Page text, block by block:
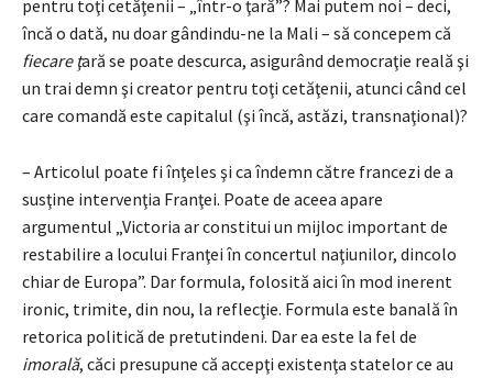
pentru toţi cetăţenii – „într-o ţară”? Mai putem noi – deci,
încă o dată, nu doar gândindu-ne la Mali – să concepem că
fiecare ţară se poate descurca, asigurând democraţie reală şi
un trai demn şi creator pentru toţi cetăţenii, atunci când cel
care comandă este capitalul (şi încă, astăzi, transnaţional)?
– Articolul poate fi înţeles şi ca îndemn către francezi de a
susţine intervenţia Franţei. Poate de aceea apare
argumentul „Victoria ar constitui un mijloc important de
restabilire a locului Franţei în concertul naţiunilor, dincolo
chiar de Europa”. Dar formula, folosită aici în mod inerent
ironic, trimite, din nou, la reflecţie. Formula este banală în
retorica politică de pretutindeni. Dar ea este la fel de
imorală, căci presupune că accepţi existenţa statelor ce au